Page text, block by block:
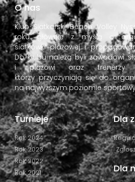
O nas
Klub Siatkarski Beach Volley
roku głównie z myślą o
siatkówki plażowej i
Do klubu należą byli zawodowi
i plażowi oraz trenerzy
którzy przyczyniają się do
na najwyższym poziomie
Turnieje
Rok 2024
Rok 2023
Rok 2022
Rok 2021
Dla
Dla